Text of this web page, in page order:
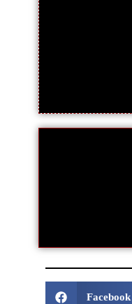
Facebook